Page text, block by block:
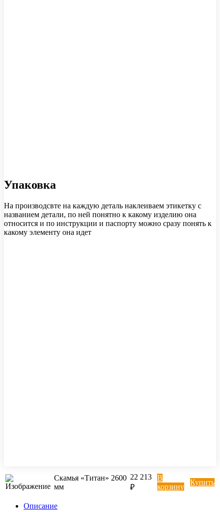
Упаковка
На производсвте на каждую деталь наклеиваем этикетку с
названием детали, по ней понятно к какому изделию она
относится и по инструкции и паспорту можно сразу понять к
какому элементу она идет
Скамья «Титан» 2600
мм
22 213
₽
В
корзину
Купить
Описание